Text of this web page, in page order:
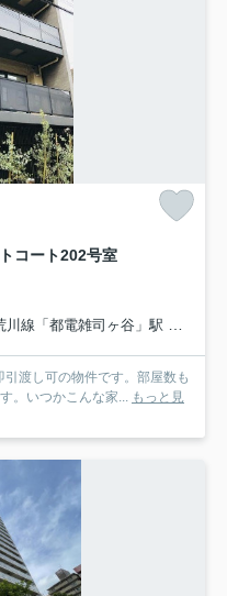
コート202号室
線「都電雑司ヶ谷」駅 徒歩10分
渡し可の物件です。部屋数も
。いつかこんな家... もっと見